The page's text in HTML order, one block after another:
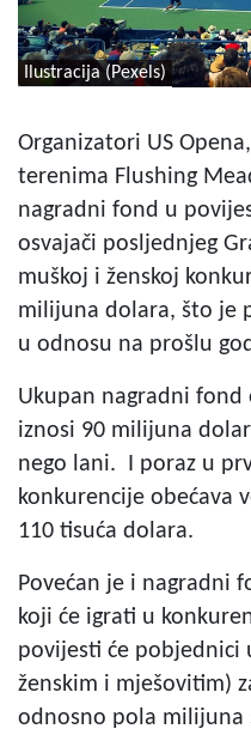
Ilustracija (Pexels)
Organizatori US
terenima Flushing
nagradni fond u
osvajači posljednjeg
muškoj i ženskoj
milijuna dolara, što je
u odnosu na prošlu
Ukupan nagradni fond
iznosi 90 milijuna
nego lani. I poraz u
konkurencije obećava
110 tisuća dolara.
Povećan je i nagradni
koji će igrati u
povijesti će pobjednici
ženskim i mješovitim)
odnosno pola milijuna